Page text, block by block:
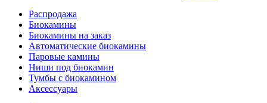
Распродажа
Биокамины
Биокамины на заказ
Автоматические биокамины
Паровые камины
Ниши под биокамин
Тумбы с биокамином
Аксессуары